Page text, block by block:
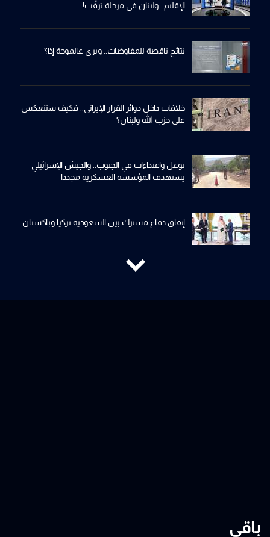
الإقليم.. ولبنان في مرحلة ترقّب!
نتائج ناقصة للمفاوضات.. وبري عالموجة إذا؟
خلافات داخل دوائر القرار الإيراني.. فكيف ستنعكس
على حزب الله ولبنان؟
توغل واعتداءات في الجنوب.. والجيش الإسرائيلي
يستهدف المؤسسة العسكرية مجددا
إتفاق دفاع مشترك بين السعودية تركيا وباكستان
باقي